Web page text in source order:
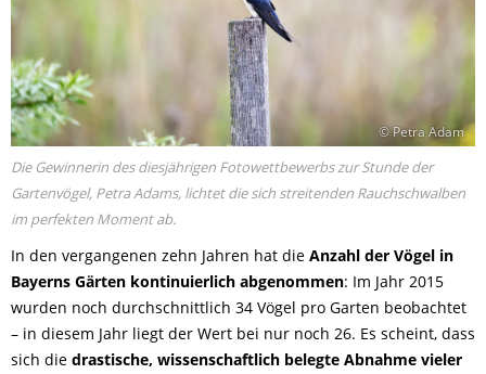
© Petra Adam
Die Gewinnerin des diesjährigen Fotowettbewerbs zur Stunde der
Gartenvögel, Petra Adams, lichtet die sich streitenden Rauchschwalben
im perfekten Moment ab.
In den vergangenen zehn Jahren hat die Anzahl der Vögel in
Bayerns Gärten kontinuierlich abgenommen: Im Jahr 2015
wurden noch durchschnittlich 34 Vögel pro Garten beobachtet
– in diesem Jahr liegt der Wert bei nur noch 26. Es scheint, dass
sich die drastische, wissenschaftlich belegte Abnahme vieler